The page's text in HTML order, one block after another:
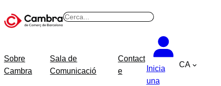
al
B
Sobre
Cambra
Sala de
Comunicació
Contact
e
Inicia
una
CA